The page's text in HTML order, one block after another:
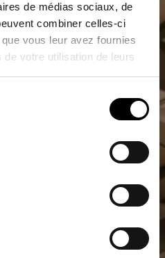
de médias sociaux, de
combiner celles-ci
vous leur avez fournies
votre utilisation de leurs